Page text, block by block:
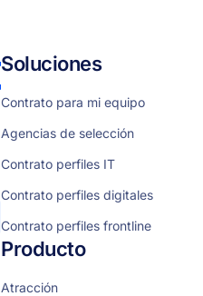
Soluciones
Contrato para mi equipo
Agencias de selección
Contrato perfiles IT
Contrato perfiles digitales
Contrato perfiles frontline
Producto
Atracción